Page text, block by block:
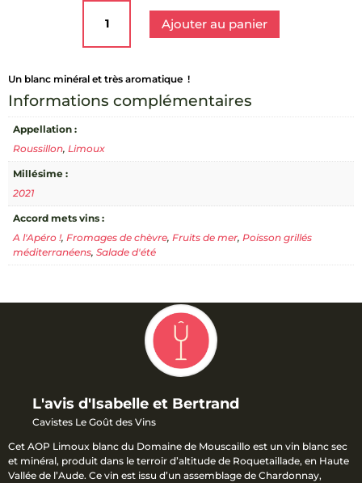
Domaine
Mouscaillo
Ajouter au panier
Un blanc minéral et très aromatique !
Informations complémentaires
Appellation :
Roussillon, Limoux
Millésime :
2021
Accord mets vins :
A l'Apéro !, Fromages de chèvre, Fruits de mer, Poisson grillés
méditerranéens, Salade d'été
L'avis d'Isabelle et Bertrand
Cavistes Le Goût des Vins
Cet AOP Limoux blanc du Domaine de Mouscaillo est un vin blanc sec
et minéral, produit dans le terroir d’altitude de Roquetaillade, en Haute
Vallée de l’Aude. Ce vin est issu d’un assemblage de Chardonnay,